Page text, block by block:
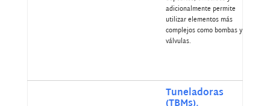
adicionalmente permite
utilizar elementos más
complejos como bombas y
válvulas.
Tuneladoras